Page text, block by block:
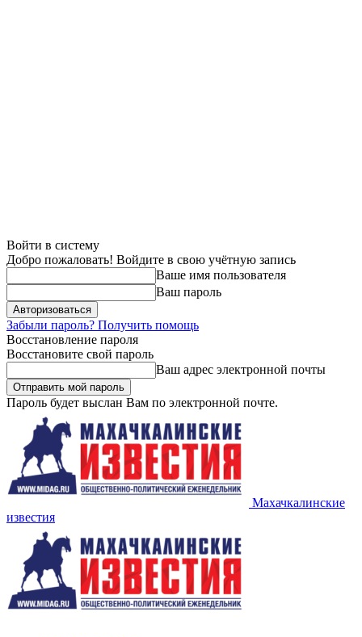
Войти в систему
Добро пожаловать! Войдите в свою учётную запись
Ваше имя пользователя
Ваш пароль
Забыли пароль? Получить помощь
Восстановление пароля
Восстановите свой пароль
Ваш адрес электронной почты
Пароль будет выслан Вам по электронной почте.
Махачкалинские
известия